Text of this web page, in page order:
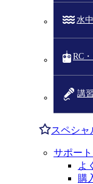
水
RC
講
スペシャ
サポー
よ
購